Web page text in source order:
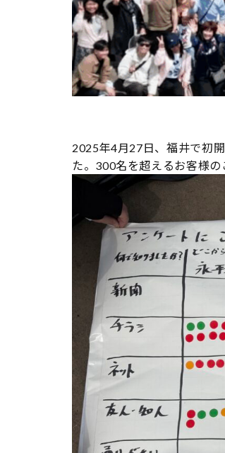
2025年4月27日、福井で初
た。300名を超えるお客様の